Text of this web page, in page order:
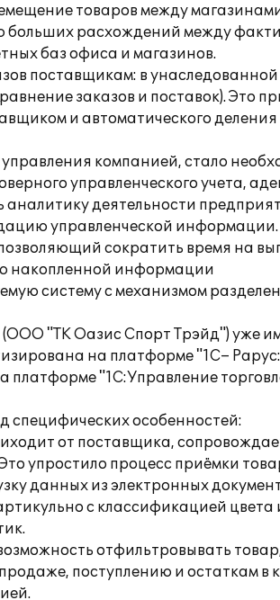
товаров между
больших расхождений между
баз офиса и магазинов.
поставщикам: в
заказов и поставок). Это
и автоматического
компанией, стало
управленческого
деятельности
управленческой информации.
сократить время на
накопленной информации
систему с механизмом
"ТК Оазис Спорт Трэйд") уже
на платформе "1С–
платформе "1С:Управление
специфических особенностей:
от поставщика,
упростило процесс приёмки
данных из электронных
с классификацией
отфильтровывать
поступлению и остаткам в